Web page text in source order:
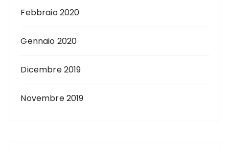
Febbraio 2020
Gennaio 2020
Dicembre 2019
Novembre 2019